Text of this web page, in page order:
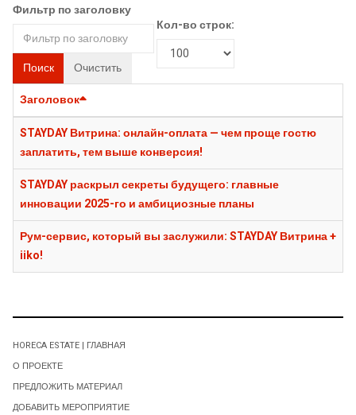
Фильтр по заголовку
Поиск Очистить
Кол-во строк:
Заголовок
STAYDAY Витрина: онлайн-оплата — чем проще гостю
заплатить, тем выше конверсия!
STAYDAY раскрыл секреты будущего: главные
инновации 2025-го и амбициозные планы
Рум-сервис, который вы заслужили: STAYDAY Витрина +
iiko!
HORECA ESTATE | ГЛАВНАЯ
О ПРОЕКТЕ
ПРЕДЛОЖИТЬ МАТЕРИАЛ
ДОБАВИТЬ МЕРОПРИЯТИЕ